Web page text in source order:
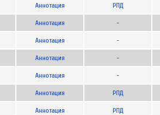
Аннотация РПД
Аннотация -
Аннотация -
Аннотация -
Аннотация -
Аннотация РПД
Аннотация РПД